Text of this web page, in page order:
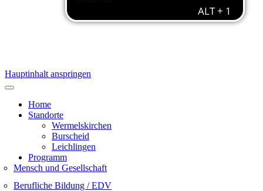
Hauptinhalt anspringen
Home
Standorte
Wermelskirchen
Burscheid
Leichlingen
Programm
Mensch und Gesellschaft
Berufliche Bildung / EDV